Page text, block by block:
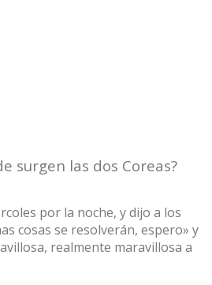
surgen las dos Coreas?
por la noche, y dijo a los
cosas se resolverán, espero» y
realmente maravillosa a